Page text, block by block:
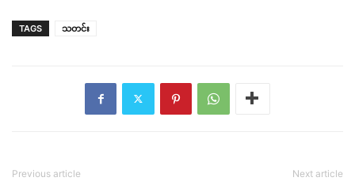
TAGS သတင်း
Previous article Next article